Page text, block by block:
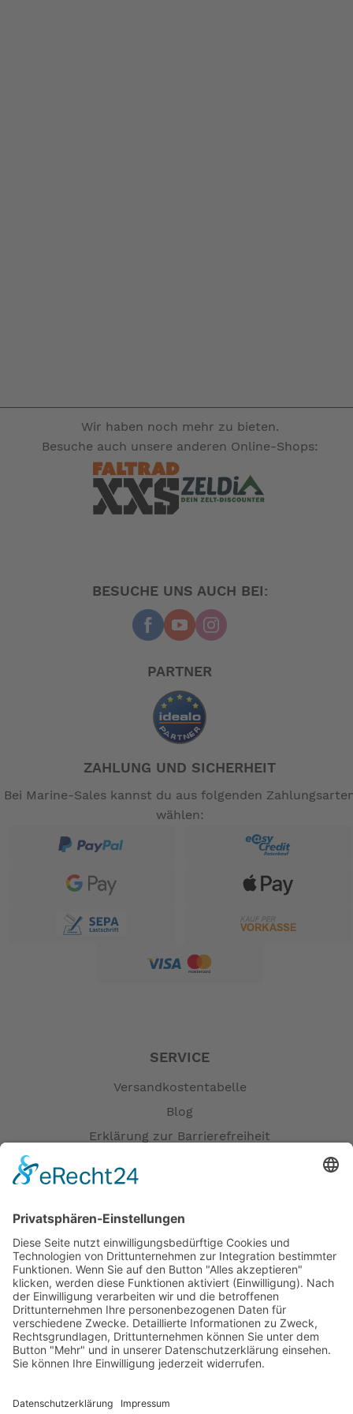
Wir haben noch mehr zu bieten.
Besuche auch unsere anderen Online-Shops:
BESUCHE UNS AUCH BEI:
PARTNER
ZAHLUNG UND SICHERHEIT
Bei Marine-Sales kannst du aus folgenden
wählen:
SERVICE
Versandkostentabelle
Blog
Erklärung zur Barrierefreiheit
Verfügbarkeiten
Zahlung und Versand
Datenschutz
Fernabsatz
Widerrufsrecht MS
Widerrufsrecht bei Dienstleistungen